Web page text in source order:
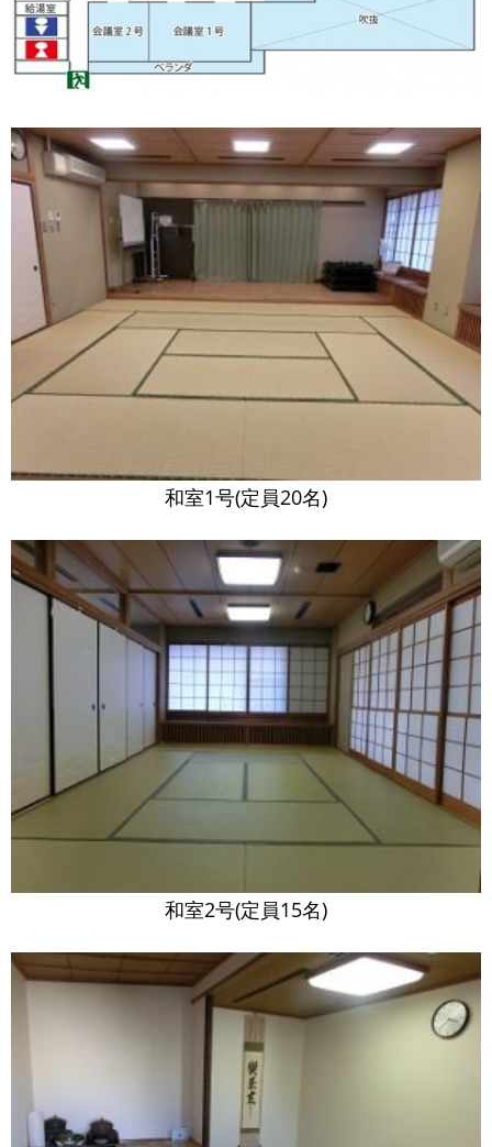
和室1号(定員20名)
和室2号(定員15名)